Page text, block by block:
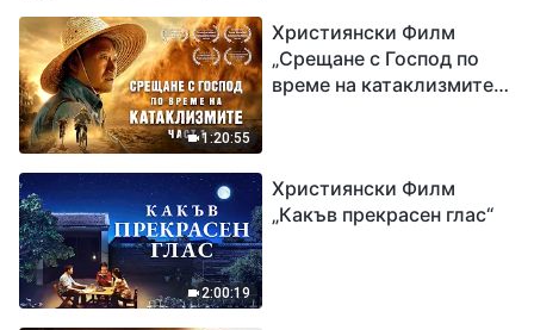
1:20:55
Християнски Филм
„Срещане с Господ по
време на катаклизмите“
2:00:19
Християнски Филм
„Какъв прекрасен глас“